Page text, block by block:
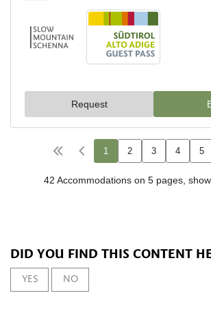
DID YOU FIND THIS CONTENT
YES NO